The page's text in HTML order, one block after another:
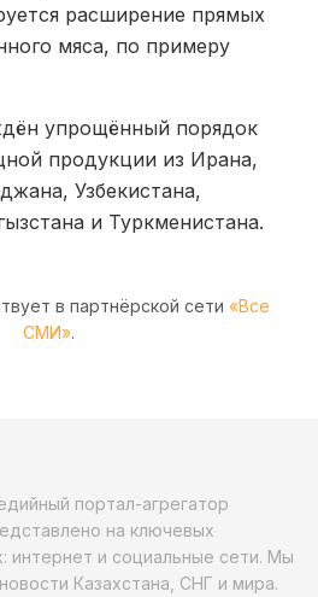
расширение прямых
мяса, по примеру
упрощённый порядок
продукции из Ирана,
Узбекистана,
и Туркменистана.
в партнёрской сети «Все
СМИ».
портал-агрегатор
на ключевых
интернет и социальные сети. Мы
Казахстана, СНГ и мира.